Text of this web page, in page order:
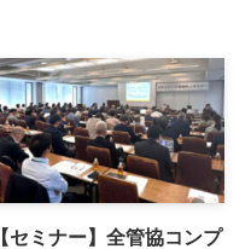
【セミナー】全管協コンプ